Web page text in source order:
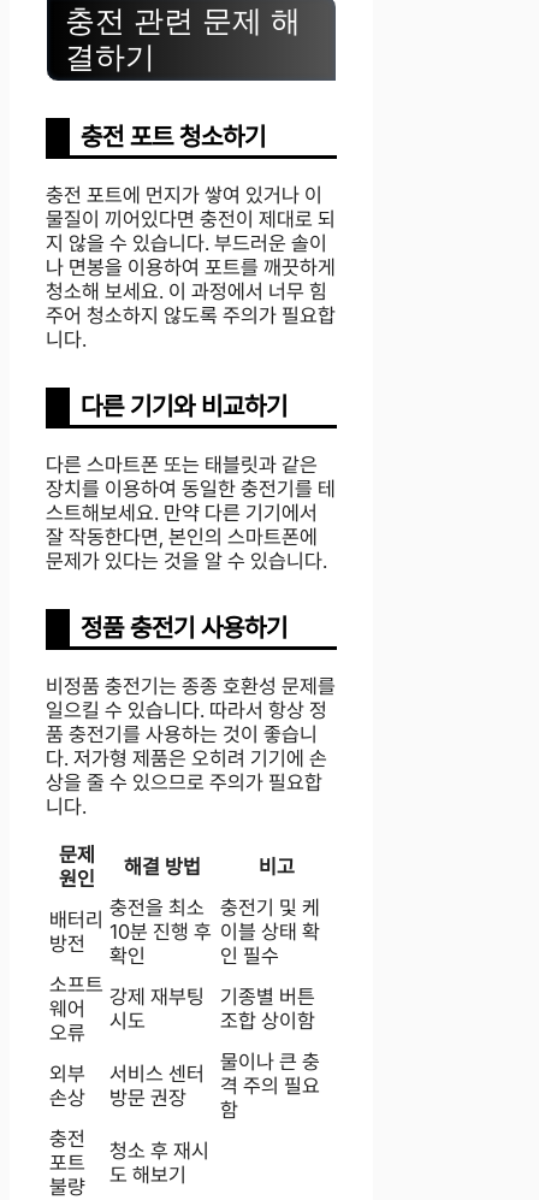
충전 관련 문제 해
결하기
충전 포트 청소하기
충전 포트에 먼지가 쌓여 있거나 이
물질이 끼어있다면 충전이 제대로 되
지 않을 수 있습니다. 부드러운 솔이
나 면봉을 이용하여 포트를 깨끗하게
청소해 보세요. 이 과정에서 너무 힘
주어 청소하지 않도록 주의가 필요합
니다.
다른 기기와 비교하기
다른 스마트폰 또는 태블릿과 같은
장치를 이용하여 동일한 충전기를 테
스트해보세요. 만약 다른 기기에서
잘 작동한다면, 본인의 스마트폰에
문제가 있다는 것을 알 수 있습니다.
정품 충전기 사용하기
비정품 충전기는 종종 호환성 문제를
일으킬 수 있습니다. 따라서 항상 정
품 충전기를 사용하는 것이 좋습니
다. 저가형 제품은 오히려 기기에 손
상을 줄 수 있으므로 주의가 필요합
니다.
문제
원인
해결 방법 비고
배터리
방전
충전을 최소
10분 진행 후
확인
충전기 및 케
이블 상태 확
인 필수
소프트
웨어
오류
강제 재부팅
시도
기종별 버튼
조합 상이함
외부
손상
서비스 센터
방문 권장
물이나 큰 충
격 주의 필요
함
충전
포트
불량
청소 후 재시
도 해보기